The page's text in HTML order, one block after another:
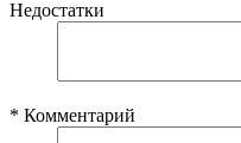
Недостатки
* Комментарий